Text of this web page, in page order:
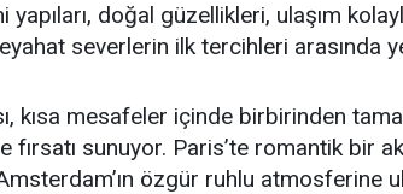
yapıları, doğal güzellikleri, ulaşım
severlerin ilk tercihleri arasında
kısa mesafeler içinde birbirinden
fırsatı sunuyor. Paris’te romantik bir
özgür ruhlu atmosferine